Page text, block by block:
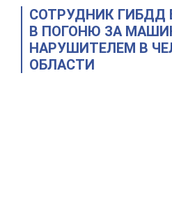
СОТРУДНИК ГИБДД
В ПОГОНЮ ЗА
НАРУШИТЕЛЕМ В
ОБЛАСТИ